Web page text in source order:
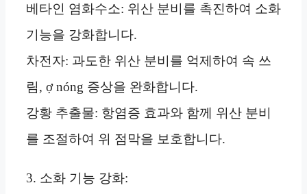
베타인 염화수소: 위산 분비를 촉진하여 소화
기능을 강화합니다.
차전자: 과도한 위산 분비를 억제하여 속 쓰
림, ợ nóng 증상을 완화합니다.
강황 추출물: 항염증 효과와 함께 위산 분비
를 조절하여 위 점막을 보호합니다.
3. 소화 기능 강화: